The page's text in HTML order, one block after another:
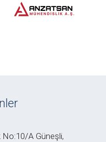
No:10/A Güneşli,